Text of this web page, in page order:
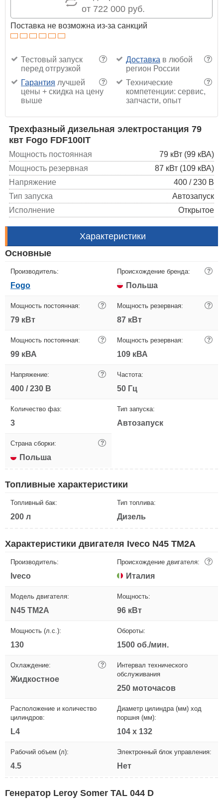
от 722 000 руб.
Поставка не возможна из-за санкций
?
Тестовый запуск
перед отгрузкой
?
Доставка в любой
регион России
?
Гарантия лучшей
цены + скидка на цену
выше
?
Технические
компетенции: сервис,
запчасти, опыт
Трехфазный дизельная электростанция 79
квт Fogo FDF100IT
Мощность постоянная
79 кВт (99 кВА)
Мощность резервная
87 кВт (109 кВА)
Напряжение
400 / 230 В
Тип запуска
Автозапуск
Исполнение
Открытое
Характеристики
Основные
Производитель:
Fogo
Происхождение бренда: ?
Польша
Мощность постоянная: ?
79 кВт
Мощность резервная: ?
87 кВт
Мощность постоянная: ?
99 кВА
Мощность резервная: ?
109 кВА
Напряжение: ?
400 / 230 В
Частота:
50 Гц
Количество фаз:
3
Тип запуска:
Автозапуск
Страна сборки: ?
Польша
Топливные характеристики
Топливный бак:
200 л
Тип топлива:
Дизель
Характеристики двигателя Iveco N45 TM2A
Производитель:
Iveco
Происхождение двигателя: ?
Италия
Модель двигателя:
N45 TM2A
Мощность:
96 кВт
Мощность (л.с.):
130
Обороты:
1500 об./мин.
Охлаждение: ?
Жидкостное
Интервал технического
обслуживания
250 моточасов
Расположение и количество
цилиндров:
L4
Диаметр цилиндра (мм) ход
поршня (мм):
104 x 132
Рабочий объем (л):
4.5
Электронный блок управления:
Нет
Генератор Leroy Somer TAL 044 D